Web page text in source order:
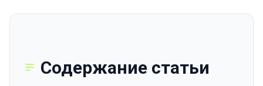
Содержание статьи